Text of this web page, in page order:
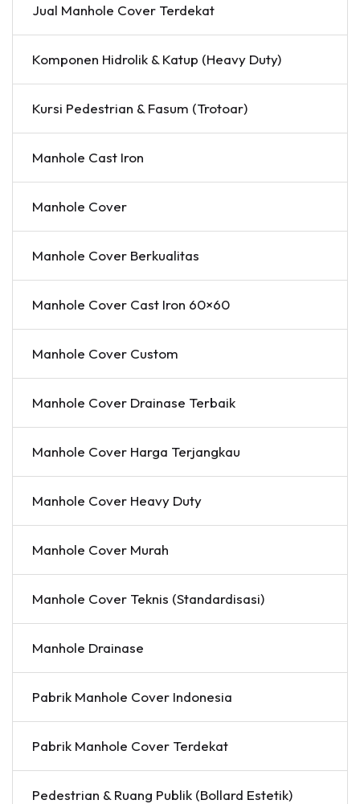
Jual Manhole Cover Terdekat
Komponen Hidrolik & Katup (Heavy Duty)
Kursi Pedestrian & Fasum (Trotoar)
Manhole Cast Iron
Manhole Cover
Manhole Cover Berkualitas
Manhole Cover Cast Iron 60×60
Manhole Cover Custom
Manhole Cover Drainase Terbaik
Manhole Cover Harga Terjangkau
Manhole Cover Heavy Duty
Manhole Cover Murah
Manhole Cover Teknis (Standardisasi)
Manhole Drainase
Pabrik Manhole Cover Indonesia
Pabrik Manhole Cover Terdekat
Pedestrian & Ruang Publik (Bollard Estetik)